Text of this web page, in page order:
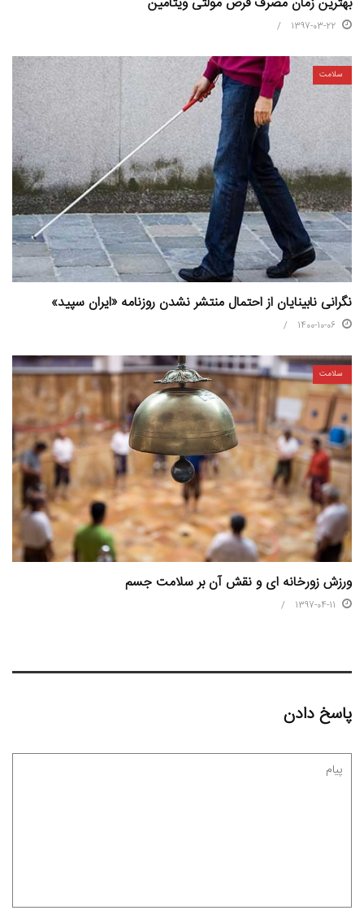
1397-03-22
سلامت
نگرانی نابینایان از احتمال منتشر نشدن روزنامه «ایران سپید»
1400-10-06
سلامت
ورزش زورخانه ای و نقش آن بر سلامت جسم
1397-04-11
پاسخ دادن